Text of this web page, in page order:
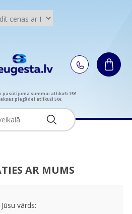
pasūtījuma summai atlikuši 15€
piegādei atlikuši 50€
AR MUMS
Jūsu vārds: